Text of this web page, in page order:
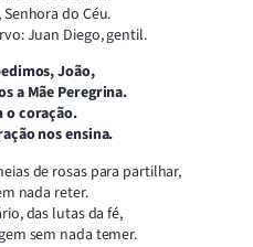
do Céu.
Juan Diego, gentil.
João,
a Mãe Peregrina.
o coração.
nos ensina.
de rosas para partilhar,
nada reter.
das lutas da fé,
sem nada temer.